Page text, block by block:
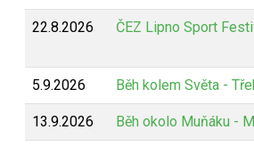
22.8.2026 ČEZ Lipno Sport
5.9.2026 Běh kolem Světa -
13.9.2026 Běh okolo Muňáku -